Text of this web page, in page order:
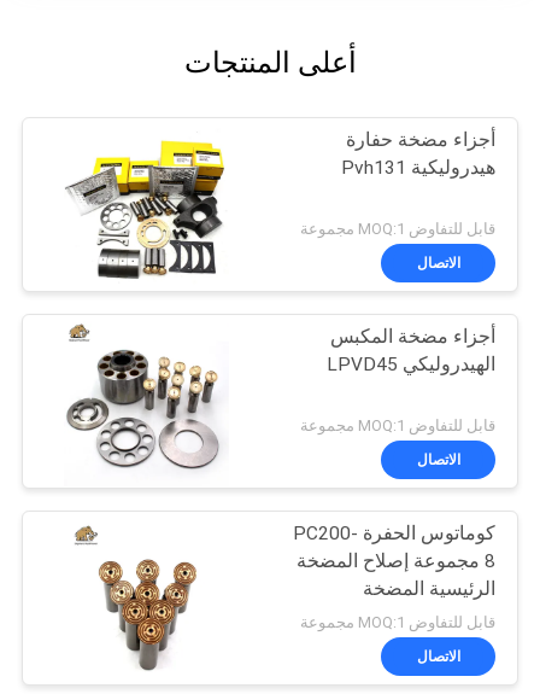
أعلى المنتجات
أجزاء مضخة حفارة
هيدروليكية Pvh131
قابل للتفاوض MOQ:1 مجموعة
الاتصال
أجزاء مضخة المكبس
الهيدروليكي LPVD45
قابل للتفاوض MOQ:1 مجموعة
الاتصال
كوماتوس الحفرة PC200-
8 مجموعة إصلاح المضخة
الرئيسية المضخة
الهيدروليكية جزء مضخة
البستون صيانة خدمات
إصلاح
قابل للتفاوض MOQ:1 مجموعة
الاتصال